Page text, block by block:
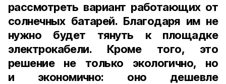
рассмотреть вариант работающих от
солнечных батарей. Благодаря им не
нужно будет тянуть к площадке
электрокабели. Кроме того, это
решение не только экологично, но
и экономично: оно дешевле